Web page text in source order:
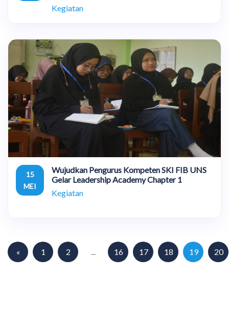
Kegiatan
15
MEI
Wujudkan Pengurus Kompeten SKI FIB UNS
Gelar Leadership Academy Chapter 1
Kegiatan
« 1 2 ... 16 17 18 19 20